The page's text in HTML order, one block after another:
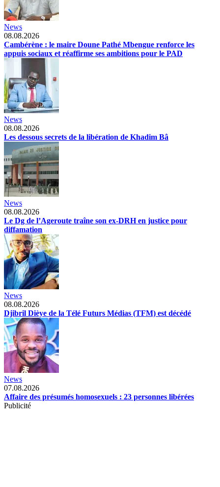
News
08.08.2026
Cambérène : le maire Doune Pathé Mbengue renforce les
appuis sociaux et réaffirme ses ambitions pour le PAD
News
08.08.2026
Les dessous secrets de la libération de Khadim Bâ
News
08.08.2026
Le Dg de l’Ageroute traîne son ex-DRH en justice pour
diffamation
News
08.08.2026
Djibril Dièye de la Télé Futurs Médias (TFM) est décédé
News
07.08.2026
Affaire des présumés homosexuels : 23 personnes libérées
Publicité